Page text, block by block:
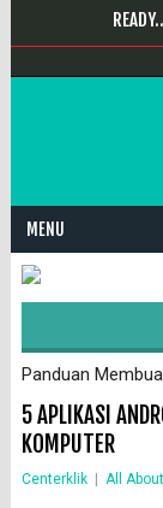
MENU
Panduan
5 APLIKASI
KOMPUTER
Centerklik All About